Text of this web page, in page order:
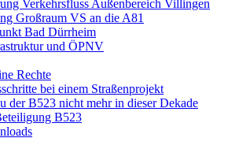
Verkehrsfluss Außenbereich Villingen
Großraum VS an die A81
Bad Dürrheim
und ÖPNV
Rechte
bei einem Straßenprojekt
der B523 nicht mehr in dieser Dekade
B523